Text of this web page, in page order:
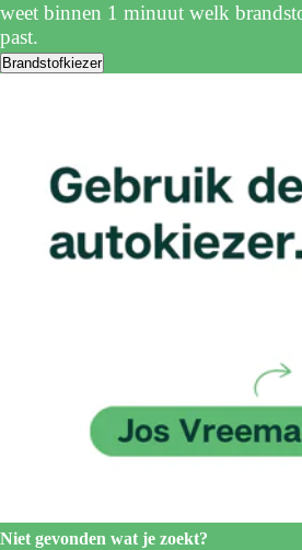
weet binnen 1 minuut welk
past.
Brandstofkiezer
Niet gevonden wat je zoekt?